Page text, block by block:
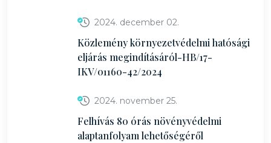
2024. december 02.
Közlemény környezetvédelmi hatósági
eljárás megindításáról-HB/17-
IKV/01160-42/2024
2024. november 25.
Felhívás 80 órás növényvédelmi
alaptanfolyam lehetőségéről